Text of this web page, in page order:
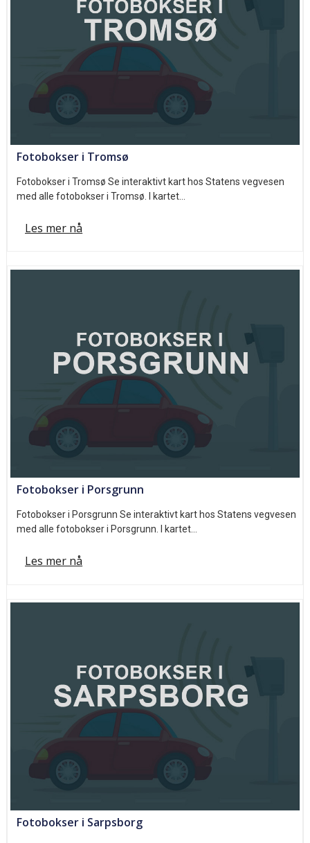
Fotobokser i Tromsø
Fotobokser i Tromsø Se interaktivt kart hos Statens vegvesen
med alle fotobokser i Tromsø. I kartet…
Les mer nå
Fotobokser i Porsgrunn
Fotobokser i Porsgrunn Se interaktivt kart hos Statens vegvesen
med alle fotobokser i Porsgrunn. I kartet…
Les mer nå
Fotobokser i Sarpsborg